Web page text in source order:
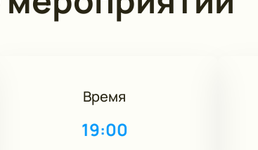
Время
19:00